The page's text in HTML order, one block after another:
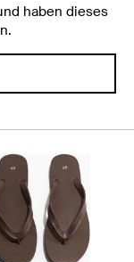
haben dieses